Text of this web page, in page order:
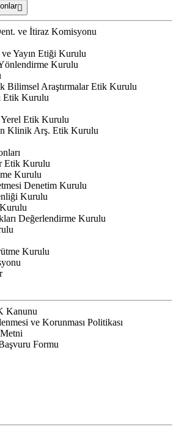
ve İtiraz Komisyonu
Yayın Etiği Kurulu
Kurulu
Bilimsel Araştırmalar Etik Kurulu
Etik Kurulu
Etik Kurulu
Klinik Arş. Etik Kurulu
Etik Kurulu
Kurulu
Denetim Kurulu
Kurulu
Değerlendirme Kurulu
Kurulu
Kanunu
ve Korunması Politikası
Formu